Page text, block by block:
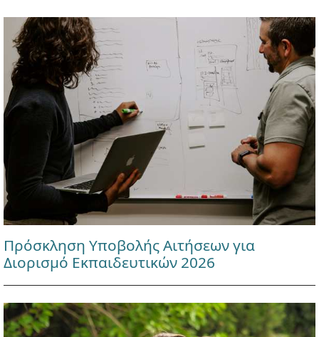
Πρόσκληση Υποβολής Αιτήσεων για
Διορισμό Εκπαιδευτικών 2026